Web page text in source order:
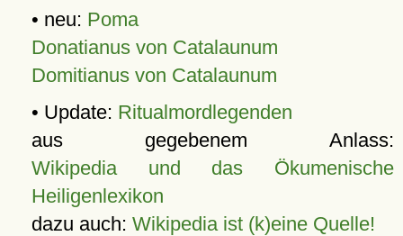
• neu: Poma
Donatianus von Catalaunum
Domitianus von Catalaunum
• Update: Ritualmordlegenden
aus gegebenem Anlass:
Wikipedia und das Ökumenische
Heiligenlexikon
dazu auch: Wikipedia ist (k)eine Quelle!